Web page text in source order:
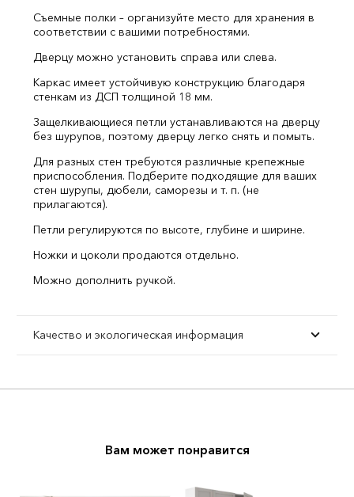
Съемные полки – организуйте место для хранения в
соответствии с вашими потребностями.
Дверцу можно установить справа или слева.
Каркас имеет устойчивую конструкцию благодаря
стенкам из ДСП толщиной 18 мм.
Защелкивающиеся петли устанавливаются на дверцу
без шурупов, поэтому дверцу легко снять и помыть.
Для разных стен требуются различные крепежные
приспособления. Подберите подходящие для ваших
стен шурупы, дюбели, саморезы и т. п. (не
прилагаются).
Петли регулируются по высоте, глубине и ширине.
Ножки и цоколи продаются отдельно.
Можно дополнить ручкой.
Качество и экологическая информация
Вам может понравится